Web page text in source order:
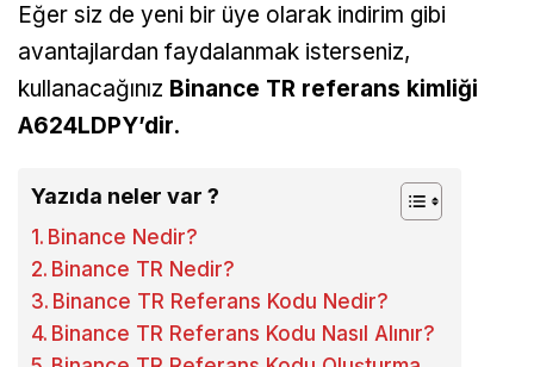
Eğer siz de yeni bir üye olarak indirim gibi
avantajlardan faydalanmak isterseniz,
kullanacağınız Binance TR referans kimliği
A624LDPY’dir.
Yazıda neler var ?
Binance Nedir?
Binance TR Nedir?
Binance TR Referans Kodu Nedir?
Binance TR Referans Kodu Nasıl Alınır?